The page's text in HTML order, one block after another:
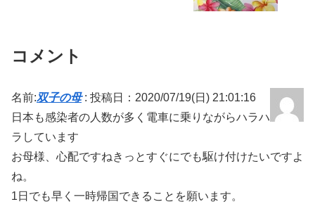
コメント
名前:双子の母: 投稿日：2020/07/19(日) 21:01:16
日本も感染者の人数が多く電車に乗りながらハラハ
ラしています
お母様、心配ですねきっとすぐにでも駆け付けたいですよ
ね。
1日でも早く一時帰国できることを願います。